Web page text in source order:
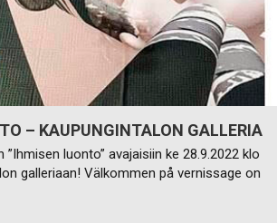
– KAUPUNGINTALON GALLERIA
luonto” avajaisiin ke 28.9.2022 klo
galleriaan! Välkommen på vernissage on